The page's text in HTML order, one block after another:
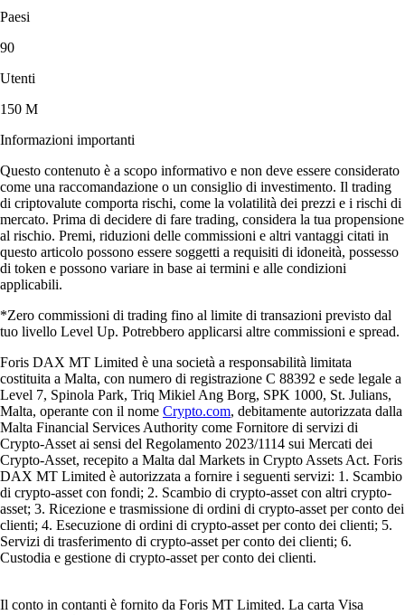
Paesi
90
Utenti
150 M
Informazioni importanti
Questo contenuto è a scopo informativo e non deve essere considerato
come una raccomandazione o un consiglio di investimento. Il trading
di criptovalute comporta rischi, come la volatilità dei prezzi e i rischi di
mercato. Prima di decidere di fare trading, considera la tua propensione
al rischio. Premi, riduzioni delle commissioni e altri vantaggi citati in
questo articolo possono essere soggetti a requisiti di idoneità, possesso
di token e possono variare in base ai termini e alle condizioni
applicabili.
*Zero commissioni di trading fino al limite di transazioni previsto dal
tuo livello Level Up. Potrebbero applicarsi altre commissioni e spread.
Foris DAX MT Limited è una società a responsabilità limitata
costituita a Malta, con numero di registrazione C 88392 e sede legale a
Level 7, Spinola Park, Triq Mikiel Ang Borg, SPK 1000, St. Julians,
Malta, operante con il nome Crypto.com, debitamente autorizzata dalla
Malta Financial Services Authority come Fornitore di servizi di
Crypto-Asset ai sensi del Regolamento 2023/1114 sui Mercati dei
Crypto-Asset, recepito a Malta dal Markets in Crypto Assets Act. Foris
DAX MT Limited è autorizzata a fornire i seguenti servizi: 1. Scambio
di crypto-asset con fondi; 2. Scambio di crypto-asset con altri crypto-
asset; 3. Ricezione e trasmissione di ordini di crypto-asset per conto dei
clienti; 4. Esecuzione di ordini di crypto-asset per conto dei clienti; 5.
Servizi di trasferimento di crypto-asset per conto dei clienti; 6.
Custodia e gestione di crypto-asset per conto dei clienti.
Il conto in contanti è fornito da Foris MT Limited. La carta Visa